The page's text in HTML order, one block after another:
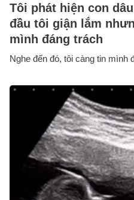
Tôi phát hiện con
đầu tôi giận lắm
mình đáng trách
Nghe đến đó, tôi càng tin mình